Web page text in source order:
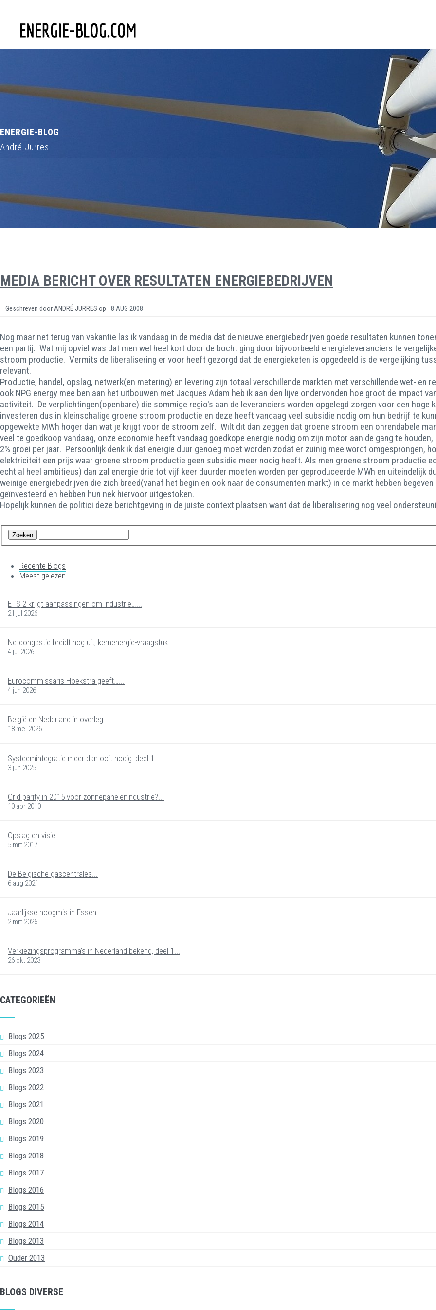
ENERGIE-BLOG
André Jurres
MEDIA BERICHT OVER RESULTATEN ENERGIEBEDRIJVEN
Geschreven door ANDRÉ JURRES op 8 AUG 2008
Nog maar net terug van vakantie las ik vandaag in de media dat de nieuwe energiebedrijven goede resultaten kunnen
een partij. Wat mij opviel was dat men wel heel kort door de bocht ging door bijvoorbeeld energieleveranciers te
stroom productie. Vermits de liberalisering er voor heeft gezorgd dat de energieketen is opgedeeld is de vergelijking
relevant.
Productie, handel, opslag, netwerk(en metering) en levering zijn totaal verschillende markten met verschillende wet- en
ook NPG energy mee ben aan het uitbouwen met Jacques Adam heb ik aan den lijve ondervonden hoe groot de impact
activiteit. De verplichtingen(openbare) die sommige regio's aan de leveranciers worden opgelegd zorgen voor een
investeren dus in kleinschalige groene stroom productie en deze heeft vandaag veel subsidie nodig om hun bedrijf te
opgewekte MWh hoger dan wat je krijgt voor de stroom zelf. Wilt dit dan zeggen dat groene stroom een onrendabele
veel te goedkoop vandaag, onze economie heeft vandaag goedkope energie nodig om zijn motor aan de gang te
2% groei per jaar. Persoonlijk denk ik dat energie duur genoeg moet worden zodat er zuinig mee wordt omgesprongen,
elektriciteit een prijs waar groene stroom productie geen subsidie meer nodig heeft. Als men groene stroom productie
echt al heel ambitieus) dan zal energie drie tot vijf keer duurder moeten worden per geproduceerde MWh en uiteindelijk
weinige energiebedrijven die zich breed(vanaf het begin en ook naar de consumenten markt) in de markt hebben
geïnvesteerd en hebben hun nek hiervoor uitgestoken.
Hopelijk kunnen de politici deze berichtgeving in de juiste context plaatsen want dat de liberalisering nog veel
Recente Blogs
Meest gelezen
ETS-2 krijgt aanpassingen om industrie…...
21 jul 2026
Netcongestie breidt nog uit, kernenergie-vraagstuk…...
4 jul 2026
Eurocommissaris Hoekstra geeft…...
4 jun 2026
België en Nederland in overleg…...
18 mei 2026
Systeemintegratie meer dan ooit nodig: deel 1...
3 jun 2025
Grid parity in 2015 voor zonnepanelenindustrie?...
10 apr 2010
Opslag en visie...
5 mrt 2017
De Belgische gascentrales...
6 aug 2021
Jaarlijkse hoogmis in Essen....
2 mrt 2026
Verkiezingsprogramma’s in Nederland bekend, deel 1...
26 okt 2023
CATEGORIEËN
Blogs 2025
Blogs 2024
Blogs 2023
Blogs 2022
Blogs 2021
Blogs 2020
Blogs 2019
Blogs 2018
Blogs 2017
Blogs 2016
Blogs 2015
Blogs 2014
Blogs 2013
Ouder 2013
BLOGS DIVERSE